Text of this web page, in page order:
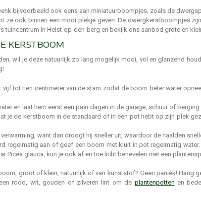
bijvoorbeeld ook eens aan miniatuurboompjes, zoals de
ze ook binnen een mooi plekje geven. De dwergkerstboompjes
tuincentrum in Heist-op-den-berg en bekijk ons aanbod grote en
KERSTBOOM
wil je deze natuurlijk zo lang mogelijk mooi, vol en glanzend
tot tien centimeter van de stam zodat de boom beter water
en laat hem eerst een paar dagen in de garage, schuur of
je de kerstboom in de standaard of in een pot hebt op zijn plek
want dan droogt hij sneller uit, waardoor de naalden
regelmatig aan of geef een boom met kluit in pot regelmatig
Picea glauca, kun je ook af en toe licht benevelen met een
groot of klein, natuurlijk of van kunststof? Geen paniek! Hang
rood, wit, gouden of zilveren lint om de plantenpotten en